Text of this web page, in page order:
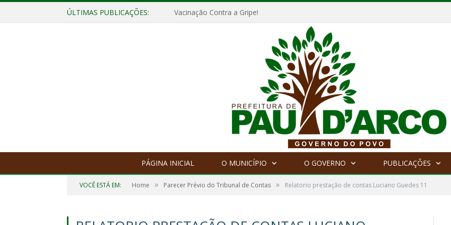
ÚLTIMAS PUBLICAÇÕES: Vacinação Contra a Gripe!
PÁGINA INICIAL O MUNICÍPIO O GOVERNO PUBLICAÇÕES
VOCÊ ESTÁ EM: Home » Parecer Prévio do Tribunal de Contas » Relatorio prestação de contas Luciano Guedes 11